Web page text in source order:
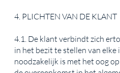
4. PLICHTEN VAN DE KLANT
4.1. De klant verbindt zich
in het bezit te stellen van
noodzakelijk is met het oog